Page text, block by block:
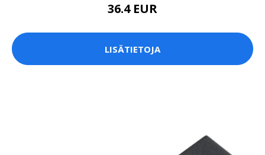
36.4 EUR
LISÄTIETOJA